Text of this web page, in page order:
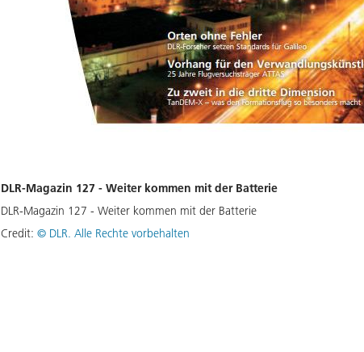
DLR-Magazin 127 - Weiter kommen mit der Batterie
DLR-Magazin 127 - Weiter kommen mit der Batterie
Credit: © DLR. Alle Rechte vorbehalten